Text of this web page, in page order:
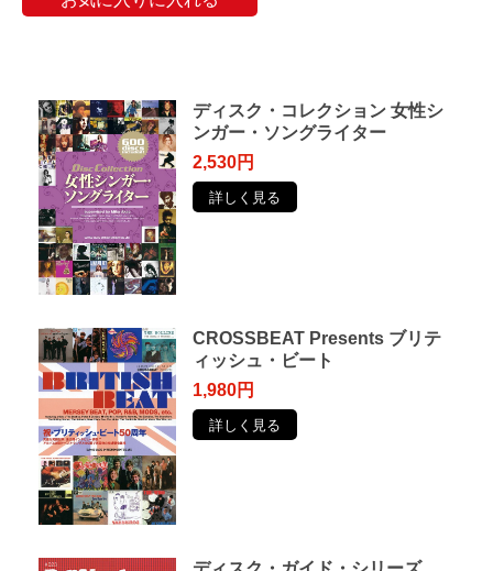
ディスク・コレクション 女性シ
ンガー・ソングライター
2,530円
詳しく見る
CROSSBEAT Presents ブリテ
ィッシュ・ビート
1,980円
詳しく見る